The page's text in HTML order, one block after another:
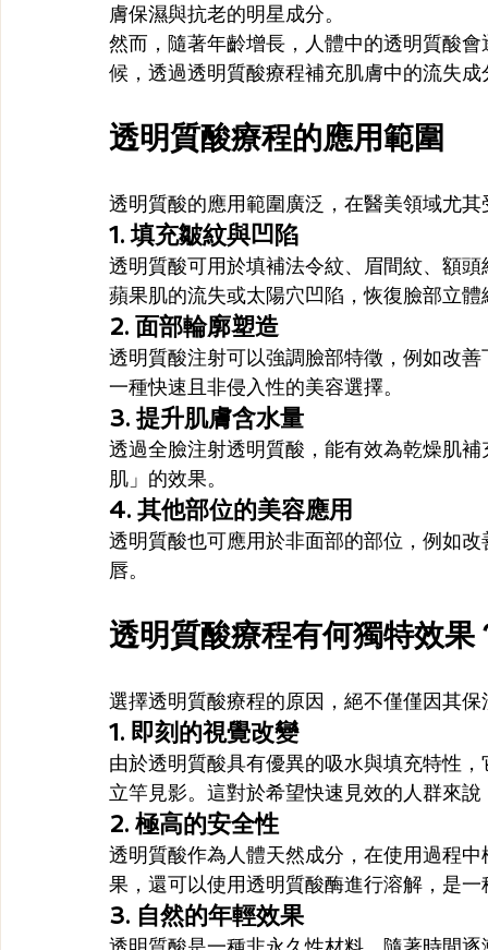
膚保濕與抗老的明星成分。
然而，隨著年齡增長，人體中的透明質酸
候，透過透明質酸療程補充肌膚中的流失
透明質酸療程的應用範圍
透明質酸的應用範圍廣泛，在醫美領域尤
1. 填充皺紋與凹陷
透明質酸可用於填補法令紋、眉間紋、額
蘋果肌的流失或太陽穴凹陷，恢復臉部立體
2. 面部輪廓塑造
透明質酸注射可以強調臉部特徵，例如改
一種快速且非侵入性的美容選擇。
3. 提升肌膚含水量
透過全臉注射透明質酸，能有效為乾燥肌
肌」的效果。
4. 其他部位的美容應用
透明質酸也可應用於非面部的部位，例如
唇。
透明質酸療程有何獨特效果
選擇透明質酸療程的原因，絕不僅僅因其
1. 即刻的視覺改變
由於透明質酸具有優異的吸水與填充特性
立竿見影。這對於希望快速見效的人群來
2. 極高的安全性
透明質酸作為人體天然成分，在使用過程
果，還可以使用透明質酸酶進行溶解，是
3. 自然的年輕效果